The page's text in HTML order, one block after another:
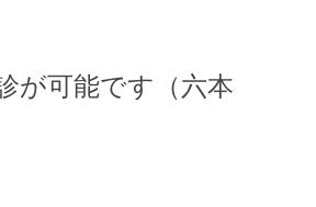
が可能です（六本